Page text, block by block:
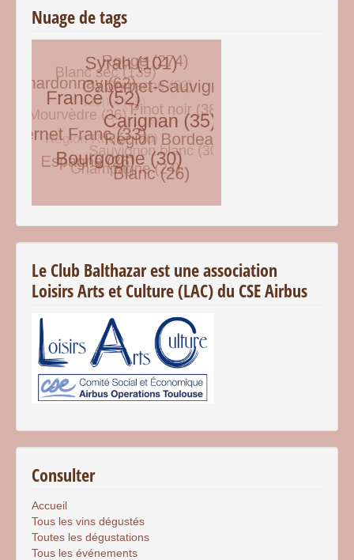
Nuage de tags
Le Club Balthazar est une association
Loisirs Arts et Culture (LAC) du CSE Airbus
Consulter
Accueil
Tous les vins dégustés
Toutes les dégustations
Tous les événements